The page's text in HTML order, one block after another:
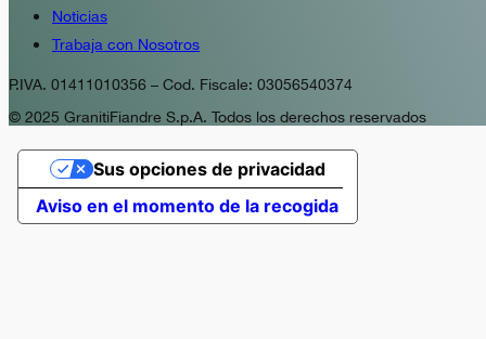
Noticias
Trabaja con Nosotros
P.IVA. 01411010356 – Cod. Fiscale: 03056540374
© 2025 GranitiFiandre S.p.A. Todos los derechos reservados
Aviso en el momento de la recogida
Sus opciones de privacidad